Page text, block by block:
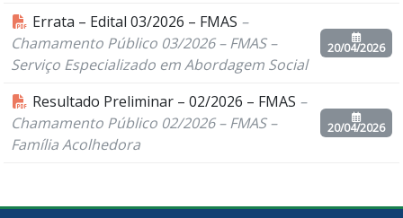
Errata – Edital 03/2026 – FMAS –
Chamamento Público 03/2026 – FMAS –
Serviço Especializado em Abordagem Social
20/04/2026
Resultado Preliminar – 02/2026 – FMAS –
Chamamento Público 02/2026 – FMAS –
Família Acolhedora
20/04/2026